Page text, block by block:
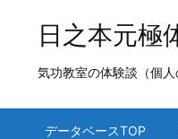
日之本元極
気功教室の体験談（個人
データベースTOP